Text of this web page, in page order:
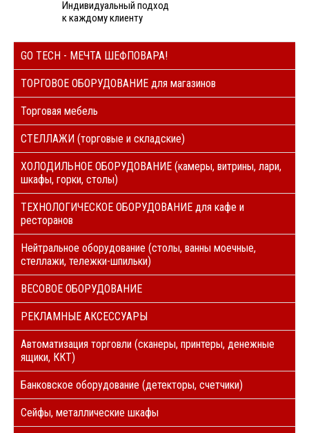
Индивидуальный подход
к каждому клиенту
GO TECH - МЕЧТА ШЕФПОВАРА!
ТОРГОВОЕ ОБОРУДОВАНИЕ для магазинов
Торговая мебель
СТЕЛЛАЖИ (торговые и складские)
ХОЛОДИЛЬНОЕ ОБОРУДОВАНИЕ (камеры, витрины, лари,
шкафы, горки, столы)
ТЕХНОЛОГИЧЕСКОЕ ОБОРУДОВАНИЕ для кафе и
ресторанов
Нейтральное оборудование (столы, ванны моечные,
стеллажи, тележки-шпильки)
ВЕСОВОЕ ОБОРУДОВАНИЕ
РЕКЛАМНЫЕ АКСЕССУАРЫ
Автоматизация торговли (сканеры, принтеры, денежные
ящики, ККТ)
Банковское оборудование (детекторы, счетчики)
Сейфы, металлические шкафы